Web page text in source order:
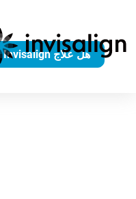
هل علاج Invisalign مناسب لك؟